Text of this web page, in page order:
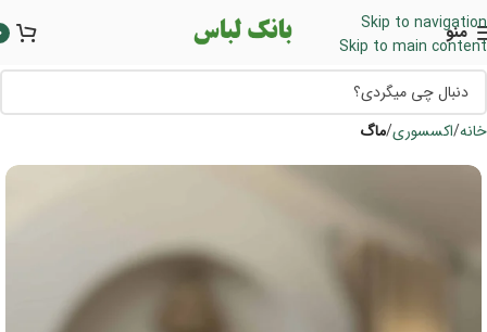
Skip to navigation
Skip to main content
منو
خانه اکسسوری ماگ